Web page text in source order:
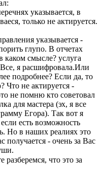
указывается, в
только не актируется.
указывается -
глупо. В отчетах
каком смысле? услуга
я расшифровала.Или
подробнее? Если да, то
Что не актируется -
то не помню кто советовал
для мастера (эх, я все
Егора). Так вот я
есть возможность
Но в наших реалиях это
получается - очень за Вас
что это за